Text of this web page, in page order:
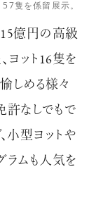
隻を係留展示。
15億円の高級
ヨット16隻を
しめる様々
許なしでもで
小型ヨットや
ラムも人気を